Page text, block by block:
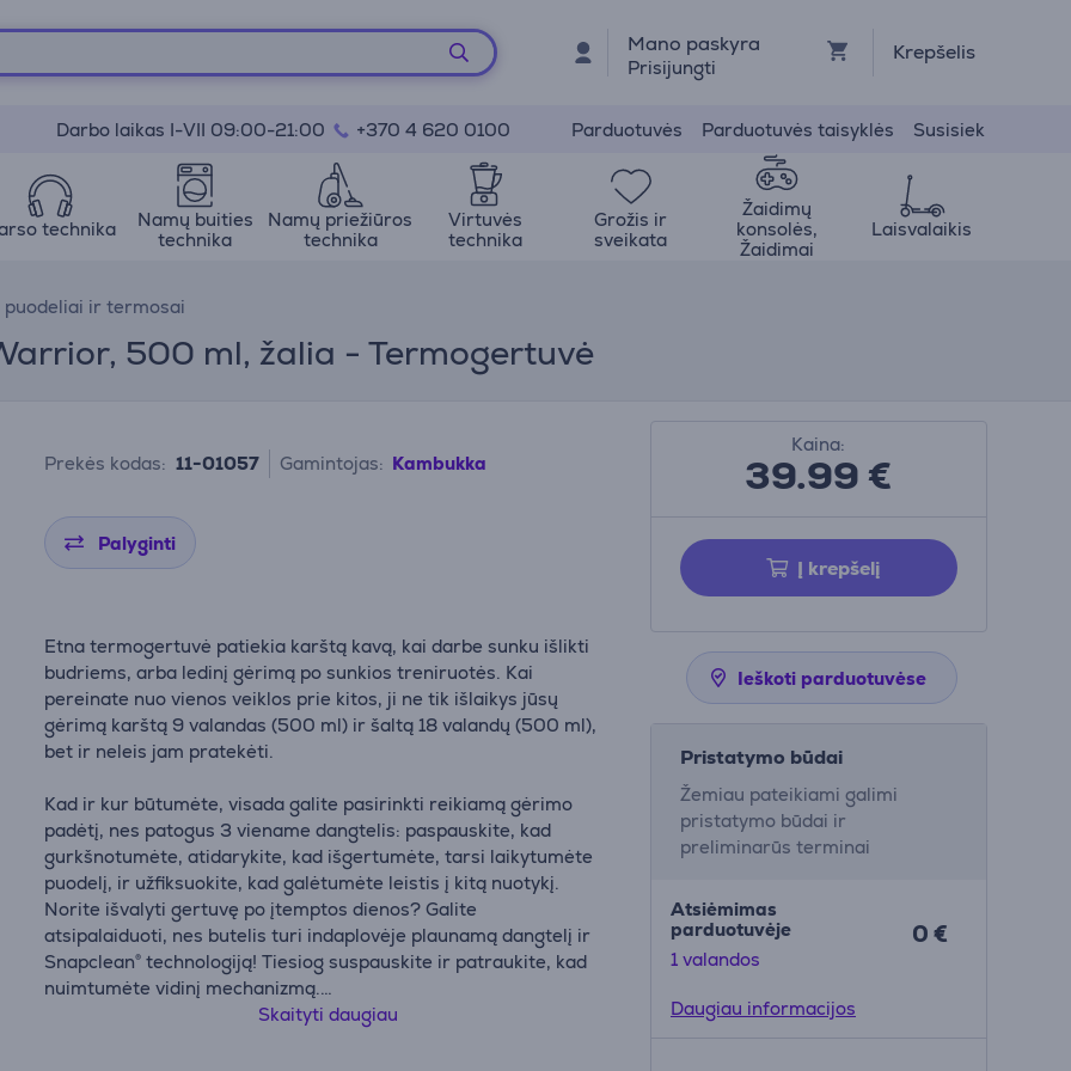
Mano paskyra
Prisijungti
Krepšelis
Darbo laikas I-VII 09:00-21:00 +370 4 620 0100 Parduotuvės Parduotuvės taisyklės Susisiek
technika
Namų buities
technika
Namų priežiūros
technika
Virtuvės
technika
Grožis ir
sveikata
Žaidimų
konsolės,
Žaidimai
Laisvalaikis
puodeliai ir termosai
500 ml, žalia - Termogertuvė
Prekės kodas: 11-01057 Gamintojas: Kambukka
Palyginti
Etna termogertuvė patiekia karštą kavą, kai darbe sunku išlikti
budriems, arba ledinį gėrimą po sunkios treniruotės. Kai
pereinate nuo vienos veiklos prie kitos, ji ne tik išlaikys jūsų
gėrimą karštą 9 valandas (500 ml) ir šaltą 18 valandų (500 ml),
bet ir neleis jam pratekėti.
Kad ir kur būtumėte, visada galite pasirinkti reikiamą gėrimo
padėtį, nes patogus 3 viename dangtelis: paspauskite, kad
gurkšnotumėte, atidarykite, kad išgertumėte, tarsi laikytumėte
puodelį, ir užfiksuokite, kad galėtumėte leistis į kitą nuotykį.
Norite išvalyti gertuvę po įtemptos dienos? Galite
atsipalaiduoti, nes butelis turi indaplovėje plaunamą dangtelį ir
Snapclean® technologiją! Tiesiog suspauskite ir patraukite, kad
nuimtumėte vidinį mechanizmą.
Skaityti daugiau
Kaina:
39.99€
Į krepšelį
Ieškoti parduotuvėse
Pristatymo būdai
Žemiau pateikiami galimi
pristatymo būdai ir
preliminarūs terminai
Atsiėmimas
parduotuvėje
1 valandos
0 €
Daugiau informacijos